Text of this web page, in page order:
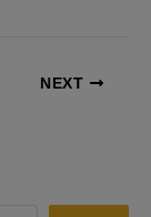
NEXT